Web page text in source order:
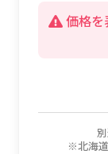
価格を
※北海